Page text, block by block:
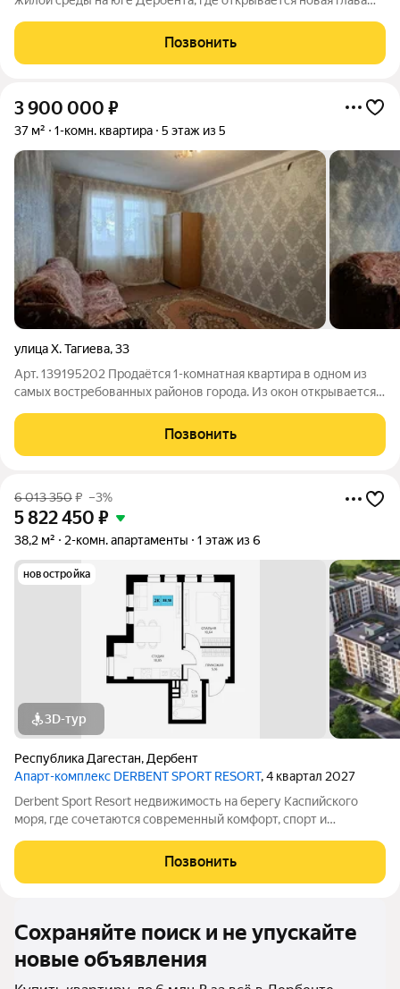
в благоустройстве и неповторимую локацию. В шаговой
Позвонить
3 900 000 ₽
37 м² 1-комн. квартира 5 этаж из 5
улица Х. Тагиева,33
Арт. 139195202 Продаётся 1-комнатная квартира в одном из
самых востребованных районов города. Из окон открывается
находятся школа, детский сад, круглосуточный супермаркет и
банкомат. Во дворе
Позвонить
6 013 350₽ –3%
5 822 450 ₽
38,2 м² 2-комн. апартаменты 1 этаж из 6
новостройка
3D-тур
Республика Дагестан, Дербент
Апарт-комплекс DERBENT SPORT RESORT, 4 квартал 2027
Derbent Sport Resort недвижимость на берегу Каспийского
моря, где сочетаются современный комфорт, спорт и
учитывают все потребности современных
Позвонить
Сохраняйте поиск и не упускайте
новые объявления